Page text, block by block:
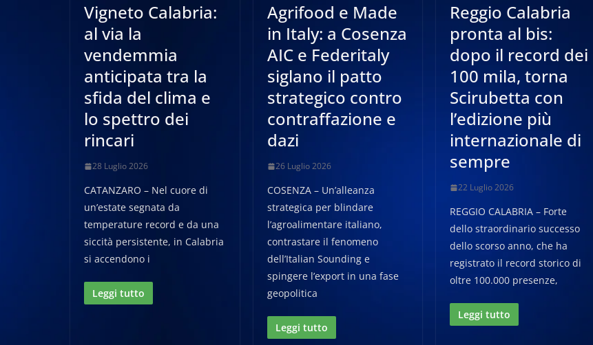
Vigneto Calabria:
al via la
vendemmia
anticipata tra la
sfida del clima e
lo spettro dei
rincari
28 Luglio 2026
CATANZARO – Nel cuore di
un’estate segnata da
temperature record e da una
siccità persistente, in Calabria
si accendono i
Leggi tutto
Agrifood e Made
in Italy: a Cosenza
AIC e Federitaly
siglano il patto
strategico contro
contraffazione e
dazi
26 Luglio 2026
COSENZA – Un’alleanza
strategica per blindare
l’agroalimentare italiano,
contrastare il fenomeno
dell’Italian Sounding e
spingere l’export in una fase
geopolitica
Leggi tutto
Reggio Calabria
pronta al bis:
dopo il record dei
100 mila, torna
Scirubetta con
l’edizione più
internazionale di
sempre
22 Luglio 2026
REGGIO CALABRIA – Forte
dello straordinario successo
dello scorso anno, che ha
registrato il record storico di
oltre 100.000 presenze,
Leggi tutto